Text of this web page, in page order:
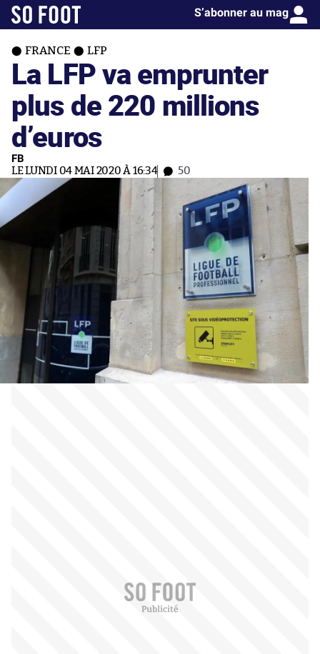
S’abonner au mag
FRANCE LFP
La LFP va emprunter
plus de 220 millions
d’euros
FB
LE LUNDI 04 MAI 2020 À 16:34 50